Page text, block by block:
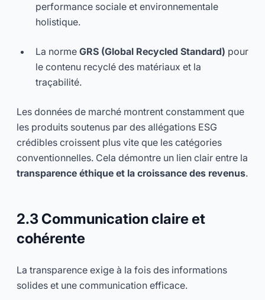
performance sociale et environnementale
holistique.
La norme GRS (Global Recycled Standard) pour
le contenu recyclé des matériaux et la
traçabilité.
Les données de marché montrent constamment que
les produits soutenus par des allégations ESG
crédibles croissent plus vite que les catégories
conventionnelles. Cela démontre un lien clair entre la
transparence éthique et la croissance des revenus.
2.3 Communication claire et
cohérente
La transparence exige à la fois des informations
solides et une communication efficace.